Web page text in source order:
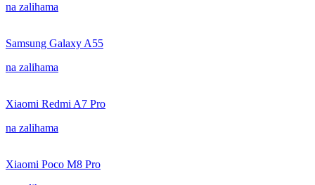
na zalihama
Samsung Galaxy A55
na zalihama
Xiaomi Redmi A7 Pro
na zalihama
Xiaomi Poco M8 Pro